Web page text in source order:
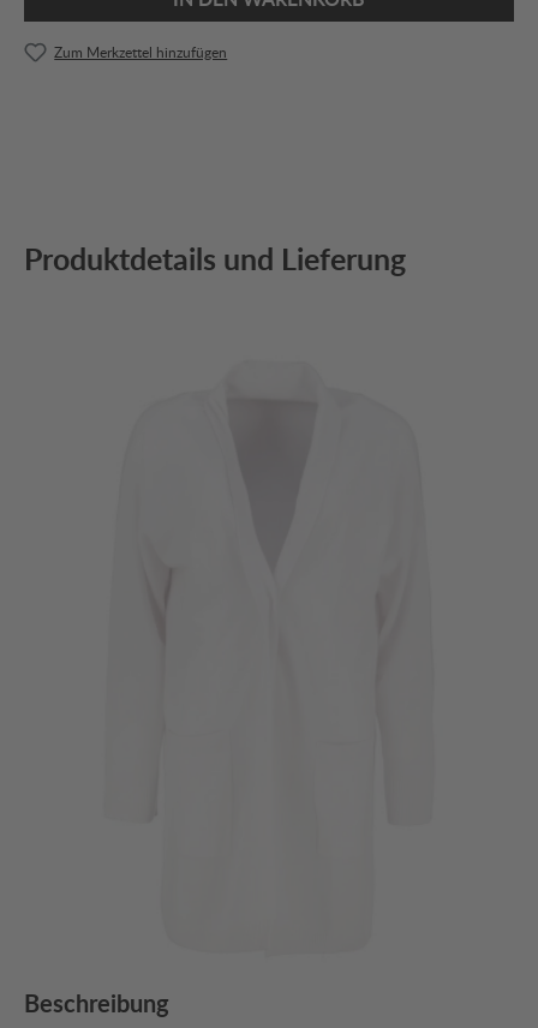
Zum Merkzettel hinzufügen
Produktdetails und Lieferung
Beschreibung